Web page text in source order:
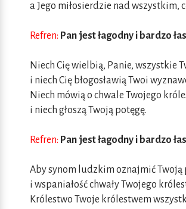
a Jego miłosierdzie nad wszystkim,
Refren: Pan jest łagodny i bardzo
Niech Cię wielbią, Panie, wszystkie
i niech Cię błogosławią Twoi
Niech mówią o chwale Twojego
i niech głoszą Twoją potęgę.
Refren: Pan jest łagodny i bardzo
Aby synom ludzkim oznajmić Twoją
i wspaniałość chwały Twojego
Królestwo Twoje królestwem